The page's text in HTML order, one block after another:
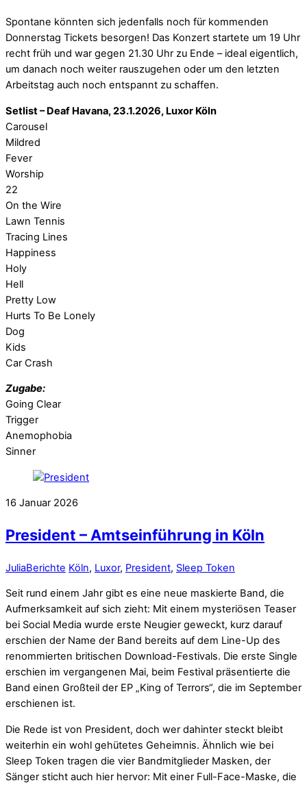
Spontane könnten sich jedenfalls noch für kommenden
Donnerstag Tickets besorgen! Das Konzert startete um 19 Uhr
recht früh und war gegen 21.30 Uhr zu Ende – ideal eigentlich,
um danach noch weiter rauszugehen oder um den letzten
Arbeitstag auch noch entspannt zu schaffen.
Setlist – Deaf Havana, 23.1.2026, Luxor Köln
Carousel
Mildred
Fever
Worship
22
On the Wire
Lawn Tennis
Tracing Lines
Happiness
Holy
Hell
Pretty Low
Hurts To Be Lonely
Dog
Kids
Car Crash
Zugabe:
Going Clear
Trigger
Anemophobia
Sinner
16 Januar 2026
President – Amtseinführung in Köln
JuliaBerichte Köln, Luxor, President, Sleep Token
Seit rund einem Jahr gibt es eine neue maskierte Band, die
Aufmerksamkeit auf sich zieht: Mit einem mysteriösen Teaser
bei Social Media wurde erste Neugier geweckt, kurz darauf
erschien der Name der Band bereits auf dem Line-Up des
renommierten britischen Download-Festivals. Die erste Single
erschien im vergangenen Mai, beim Festival präsentierte die
Band einen Großteil der EP „King of Terrors“, die im September
erschienen ist.
Die Rede ist von President, doch wer dahinter steckt bleibt
weiterhin ein wohl gehütetes Geheimnis. Ähnlich wie bei
Sleep Token tragen die vier Bandmitglieder Masken, der
Sänger sticht auch hier hervor: Mit einer Full-Face-Maske, die